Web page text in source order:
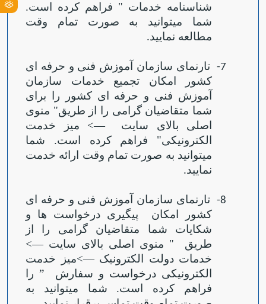
شناسنامه خدمات " فراهم کرده است.
شما می‏توانید به صورت تمام وقت
مطالعه نمایید.
7-
تارنمای سازمان آموزش فنی و حرفه ای
کشور امکان تجمیع خدمات سازمان
آموزش فنی و حرفه ای کشور را برای
شما متقاضیان گرامی را از طریق" منوی
اصلی بالای سایت
—> میز خدمت
الکترونیکی" فراهم کرده است. شما
می‏توانید به صورت تمام وقت ارائه خدمت
نمایید.
8-
تارنمای سازمان آموزش فنی و حرفه ای
کشور امکان
پیگیری درخواست ها و
شکایات شما متقاضیان گرامی را از
طریق
" منوی اصلی بالای سایت—
>
خدمات دولت الکترونیک—>میز خدمت
الکترونیکی درخواست و سفارش
” را
فراهم کرده است. شما می‏توانید به